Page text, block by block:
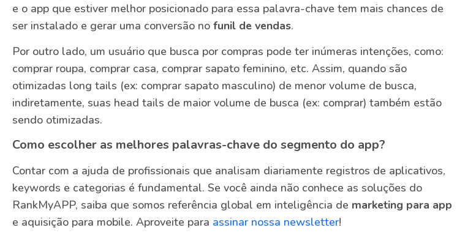
e o app que estiver melhor posicionado para essa palavra-chave tem mais chances de
ser instalado e gerar uma conversão no funil de vendas.
Por outro lado, um usuário que busca por compras pode ter inúmeras intenções, como:
comprar roupa, comprar casa, comprar sapato feminino, etc. Assim, quando são
otimizadas long tails (ex: comprar sapato masculino) de menor volume de busca,
indiretamente, suas head tails de maior volume de busca (ex: comprar) também estão
sendo otimizadas.
Como escolher as melhores palavras-chave do segmento do app?
Contar com a ajuda de profissionais que analisam diariamente registros de aplicativos,
keywords e categorias é fundamental. Se você ainda não conhece as soluções do
RankMyAPP, saiba que somos referência global em inteligência de marketing para app
e aquisição para mobile. Aproveite para assinar nossa newsletter!